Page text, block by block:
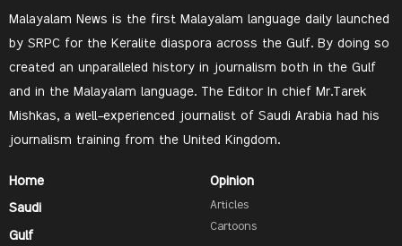
Malayalam News is the first Malayalam language daily launched
by SRPC for the Keralite diaspora across the Gulf. By doing so
created an unparalleled history in journalism both in the Gulf
and in the Malayalam language. The Editor In chief Mr.Tarek
Mishkas, a well-experienced journalist of Saudi Arabia had his
journalism training from the United Kingdom.
Home
Saudi
Gulf
Opinion
Articles
Cartoons